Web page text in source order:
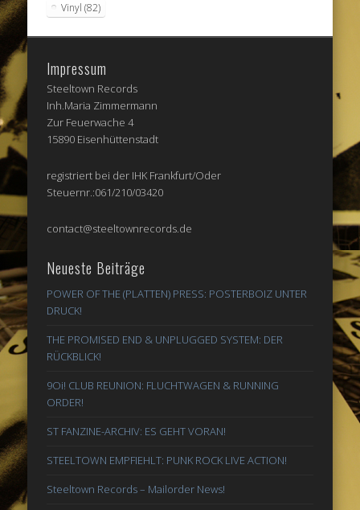
Vinyl (82)
Impressum
Steeltown Records
Inh.Maria Zimmermann
Zur Feuerwache 4
15890 Eisenhüttenstadt
registriert bei der IHK Frankfurt/Oder
Steuernr.:061/210/03420
contact@steeltownrecords.de
Neueste Beiträge
POWER OF THE (PLATTEN) PRESS: POSTERBOIZ UNTER
DRUCK!
THE PROMISED END & UNPLUGGED SYSTEM: DER
RÜCKBLICK!
9Oi! CLUB REUNION: FLUCHTWAGEN & RUNNING
ORDER!
ST FANZINE-ARCHIV: ES GEHT VORAN!
STEELTOWN EMPFIEHLT: PUNK ROCK LIVE ACTION!
Steeltown Records – Mailorder News!